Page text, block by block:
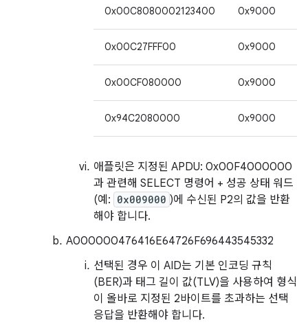
0x00C8080002123400 0x9000
0x00C27FFF00 0x9000
0x00CF080000 0x9000
0x94C2080000 0x9000
애플릿은 지정된 APDU: 0x00F4000000
과 관련해 SELECT 명령어 + 성공 상태 워드
(예: 0x009000 )에 수신된 P2의 값을 반환
해야 합니다.
A000000476416E64726F696443545332
선택된 경우 이 AID는 기본 인코딩 규칙
(BER)과 태그 길이 값(TLV)을 사용하여 형식
이 올바로 지정된 2바이트를 초과하는 선택
응답을 반환해야 합니다.